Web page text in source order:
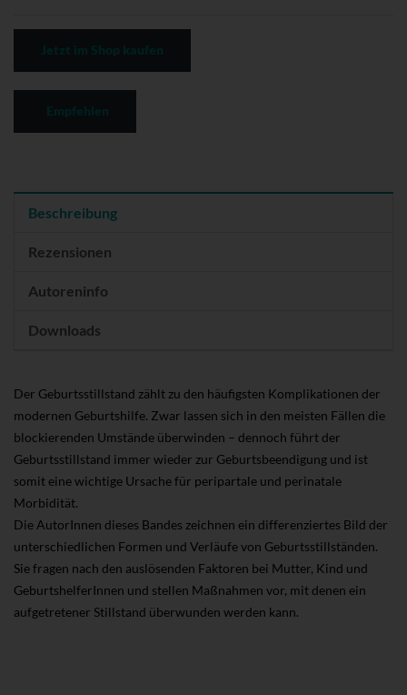
Beschreibung
Rezensionen
Autoreninfo
Downloads
Der Geburtsstillstand zählt zu den häufigsten Komplikationen der
modernen Geburtshilfe. Zwar lassen sich in den meisten Fällen die
blockierenden Umstände überwinden – dennoch führt der
Geburtsstillstand immer wieder zur Geburtsbeendigung und ist
somit eine wichtige Ursache für peripartale und perinatale
Morbidität.
Die AutorInnen dieses Bandes zeichnen ein differenziertes Bild der
unterschiedlichen Formen und Verläufe von Geburtsstillständen.
Sie fragen nach den auslösenden Faktoren bei Mutter, Kind und
GeburtshelferInnen und stellen Maßnahmen vor, mit denen ein
aufgetretener Stillstand überwunden werden kann.